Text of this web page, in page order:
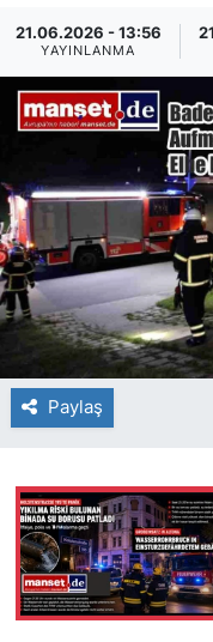
21.06.2026 - 13:56
YAYINLANMA
Paylaş